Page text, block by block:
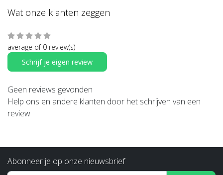
Wat onze klanten zeggen
average of 0 review(s)
Schrijf je eigen review
Geen reviews gevonden
Help ons en andere klanten door het schrijven van een
review
Abonneer je op onze nieuwsbrief